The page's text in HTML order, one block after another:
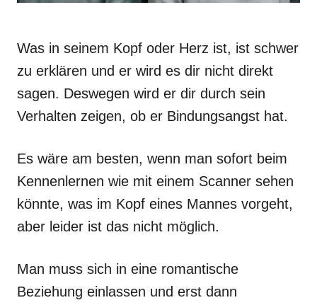
Was in seinem Kopf oder Herz ist, ist schwer
zu erklären und er wird es dir nicht direkt
sagen. Deswegen wird er dir durch sein
Verhalten zeigen, ob er Bindungsangst hat.
Es wäre am besten, wenn man sofort beim
Kennenlernen wie mit einem Scanner sehen
könnte, was im Kopf eines Mannes vorgeht,
aber leider ist das nicht möglich.
Man muss sich in eine romantische
Beziehung einlassen und erst dann